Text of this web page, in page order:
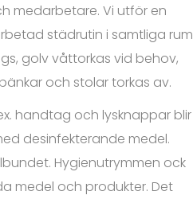
medarbetare. Vi utför en
städrutin i samtliga rum
golv våttorkas vid behov,
och stolar torkas av.
handtag och lysknappar blir
desinfekterande medel.
Hygienutrymmen ock
medel och produkter. Det